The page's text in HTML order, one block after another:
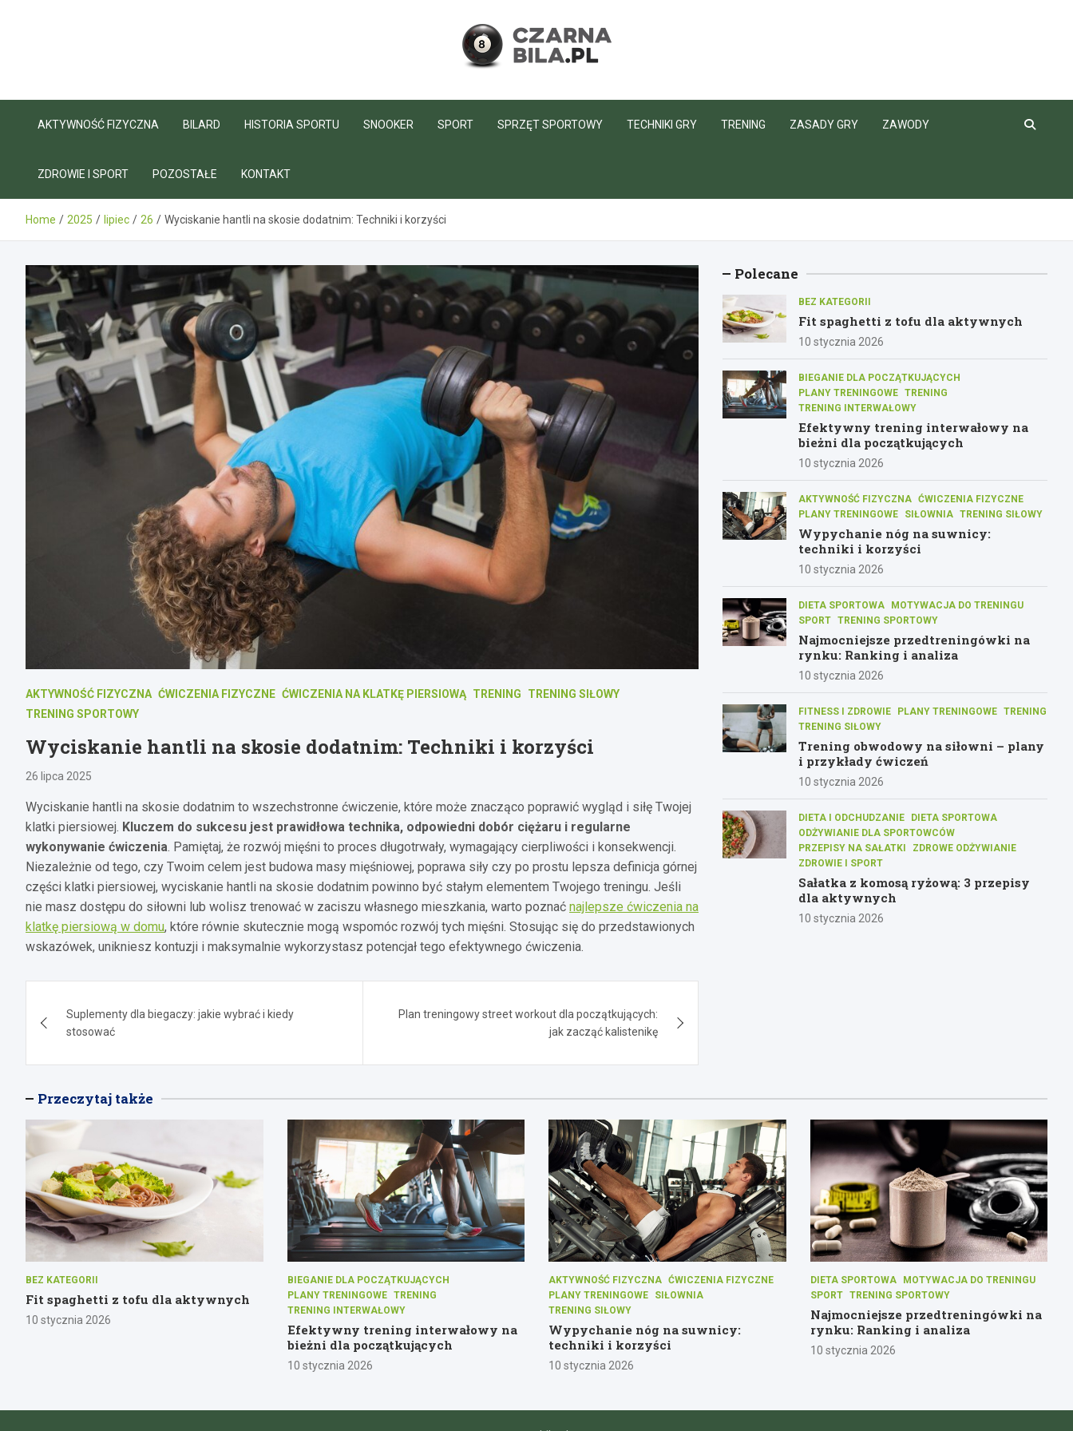
CzarnaBila.pl
AKTYWNOŚĆ FIZYCZNA BILARD HISTORIA SPORTU SNOOKER SPORT SPRZĘT SPORTOWY TECHNIKI GRY TRENING ZASADY GRY ZAWODY
ZDROWIE I SPORT POZOSTAŁE KONTAKT
Home 2025 lipiec 26 Wyciskanie hantli na skosie dodatnim: Techniki i korzyści
AKTYWNOŚĆ FIZYCZNA ĆWICZENIA FIZYCZNE ĆWICZENIA NA KLATKĘ PIERSIOWĄ TRENING
TRENING SIŁOWY
TRENING SPORTOWY
Wyciskanie hantli na skosie dodatnim: Techniki i korzyści
26 lipca 2025
Wyciskanie hantli na skosie dodatnim to wszechstronne ćwiczenie, które może znacząco poprawić wygląd i siłę Twojej
klatki piersiowej. Kluczem do sukcesu jest prawidłowa technika, odpowiedni dobór ciężaru i regularne
wykonywanie ćwiczenia. Pamiętaj, że rozwój mięśni to proces długotrwały, wymagający cierpliwości i konsekwencji.
Niezależnie od tego, czy Twoim celem jest budowa masy mięśniowej, poprawa siły czy po prostu lepsza definicja górnej
części klatki piersiowej, wyciskanie hantli na skosie dodatnim powinno być stałym elementem Twojego treningu. Jeśli
nie masz dostępu do siłowni lub wolisz trenować w zaciszu własnego mieszkania, warto poznać najlepsze ćwiczenia na
klatkę piersiową w domu, które równie skutecznie mogą wspomóc rozwój tych mięśni. Stosując się do przedstawionych
wskazówek, unikniesz kontuzji i maksymalnie wykorzystasz potencjał tego efektywnego ćwiczenia.
wpisu
Suplementy dla biegaczy: jakie wybrać i kiedy
stosować
Plan treningowy street workout dla początkujących:
jak zacząć kalistenikę
Polecane
BEZ KATEGORII
Fit spaghetti z tofu dla aktywnych
10 stycznia 2026
BIEGANIE DLA POCZĄTKUJĄCYCH
PLANY TRENINGOWE TRENING
TRENING INTERWAŁOWY
Efektywny trening interwałowy na
bieżni dla początkujących
10 stycznia 2026
AKTYWNOŚĆ FIZYCZNA ĆWICZENIA FIZYCZNE
PLANY TRENINGOWE
SIŁOWNIA TRENING SIŁOWY
Wypychanie nóg na suwnicy:
techniki i korzyści
10 stycznia 2026
DIETA SPORTOWA
MOTYWACJA DO TRENINGU
SPORT TRENING SPORTOWY
Najmocniejsze przedtreningówki na
rynku: Ranking i analiza
10 stycznia 2026
FITNESS I ZDROWIE PLANY TRENINGOWE TRENING
TRENING SIŁOWY
Trening obwodowy na siłowni – plany
i przykłady ćwiczeń
10 stycznia 2026
DIETA I ODCHUDZANIE
DIETA SPORTOWA
ODŻYWIANIE DLA SPORTOWCÓW
PRZEPISY NA SAŁATKI
ZDROWE ODŻYWIANIE
ZDROWIE I SPORT
Sałatka z komosą ryżową: 3 przepisy
dla aktywnych
10 stycznia 2026
Przeczytaj także
BEZ KATEGORII
Fit spaghetti z tofu dla aktywnych
10 stycznia 2026
BIEGANIE DLA POCZĄTKUJĄCYCH
PLANY TRENINGOWE
TRENING
TRENING INTERWAŁOWY
Efektywny trening interwałowy na
bieżni dla początkujących
10 stycznia 2026
AKTYWNOŚĆ FIZYCZNA ĆWICZENIA FIZYCZNE
PLANY TRENINGOWE
SIŁOWNIA
TRENING SIŁOWY
Wypychanie nóg na suwnicy:
techniki i korzyści
10 stycznia 2026
DIETA SPORTOWA
MOTYWACJA DO TRENINGU
SPORT
TRENING SPORTOWY
Najmocniejsze przedtreningówki na
rynku: Ranking i analiza
10 stycznia 2026